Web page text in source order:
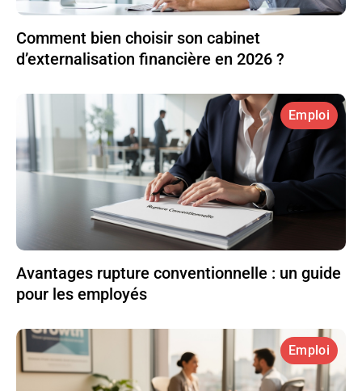
Comment bien choisir son cabinet
d’externalisation financière en 2026 ?
Emploi
Avantages rupture conventionnelle : un guide
pour les employés
Emploi